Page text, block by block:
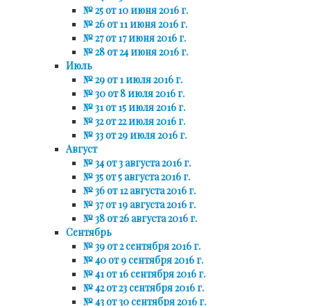
№ 25 от 10 июня 2016 г.
№ 26 от 11 июня 2016 г.
№ 27 от 17 июня 2016 г.
№ 28 от 24 июня 2016 г.
Июль
№ 29 от 1 июля 2016 г.
№ 30 от 8 июля 2016 г.
№ 31 от 15 июля 2016 г.
№ 32 от 22 июля 2016 г.
№ 33 от 29 июля 2016 г.
Август
№ 34 от 3 августа 2016 г.
№ 35 от 5 августа 2016 г.
№ 36 от 12 августа 2016 г.
№ 37 от 19 августа 2016 г.
№ 38 от 26 августа 2016 г.
Сентябрь
№ 39 от 2 сентября 2016 г.
№ 40 от 9 сентября 2016 г.
№ 41 от 16 сентября 2016 г.
№ 42 от 23 сентября 2016 г.
№ 43 от 30 сентября 2016 г.